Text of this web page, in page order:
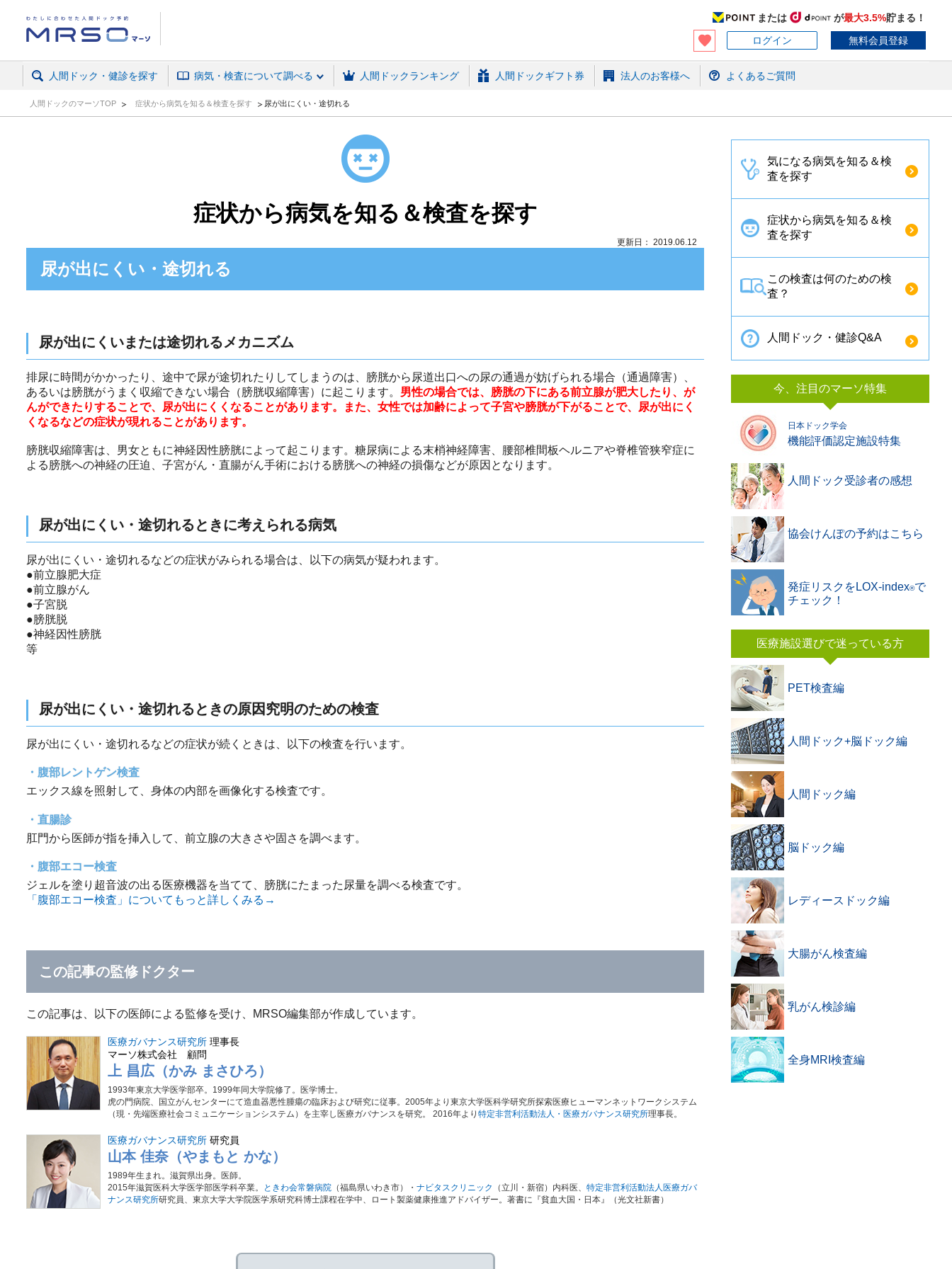
または が最大3.5%貯まる！
ログイン 無料会員登録
人間ドック・健診を探す 病気・検査について調べる 人間ドックランキング 人間ドックギフト券 法人のお客様へ よくあるご質問
人間ドックのマーソTOP 症状から病気を知る＆検査を探す 尿が出にくい・途切れる
症状から病気を知る＆検査を探す
更新日： 2019.06.12
尿が出にくい・途切れる
尿が出にくいまたは途切れるメカニズム
排尿に時間がかかったり、途中で尿が途切れたりしてしまうのは、膀胱から尿道出口への尿の通過が妨げられる場合（通過障害）、
あるいは膀胱がうまく収縮できない場合（膀胱収縮障害）に起こります。 男性の場合では、膀胱の下にある前立腺が肥大したり、が
んができたりすることで、尿が出にくくなることがあります。また、女性では加齢によって子宮や膀胱が下がることで、尿が出にく
くなるなどの症状が現れることがあります。
膀胱収縮障害は、男女ともに神経因性膀胱によって起こります。糖尿病による末梢神経障害、腰部椎間板ヘルニアや脊椎管狭窄症に
よる膀胱への神経の圧迫、子宮がん・直腸がん手術における膀胱への神経の損傷などが原因となります。
尿が出にくい・途切れるときに考えられる病気
尿が出にくい・途切れるなどの症状がみられる場合は、以下の病気が疑われます。
●前立腺肥大症
●前立腺がん
●子宮脱
●膀胱脱
●神経因性膀胱
等
尿が出にくい・途切れるときの原因究明のための検査
尿が出にくい・途切れるなどの症状が続くときは、以下の検査を行います。
腹部レントゲン検査
エックス線を照射して、身体の内部を画像化する検査です。
直腸診
肛門から医師が指を挿入して、前立腺の大きさや固さを調べます。
腹部エコー検査
ジェルを塗り超音波の出る医療機器を当てて、膀胱にたまった尿量を調べる検査です。
「腹部エコー検査」についてもっと詳しくみる→
この記事の監修ドクター
この記事は、以下の医師による監修を受け、MRSO編集部が作成しています。
医療ガバナンス研究所 理事長
マーソ株式会社 顧問
上 昌広（かみ まさひろ）
1993年東京大学医学部卒。1999年同大学院修了。医学博士。
虎の門病院、国立がんセンターにて造血器悪性腫瘍の臨床および研究に従事。2005年より東京大学医科学研究所探索医療ヒューマンネットワークシステム
（現・先端医療社会コミュニケーションシステム）を主宰し医療ガバナンスを研究。 2016年より 特定非営利活動法人・医療ガバナンス研究所理事長。
医療ガバナンス研究所 研究員
山本 佳奈（やまもと かな）
1989年生まれ。滋賀県出身。医師。
2015年滋賀医科大学医学部医学科卒業。
ときわ会常磐病院 （福島県いわき市）・ ナビタスクリニック （立川・新宿）内科医、 特定非営利活動法人医療ガバ
ナンス研究所研究員、東京大学大学院医学系研究科博士課程在学中、ロート製薬健康推進アドバイザー。著書に『貧血大国・日本』（光文社新書）
気になる病気を知る＆検
査を探す
症状から病気を知る＆検
査を探す
この検査は何のための検
査？
人間ドック・健診Q&A
今、注目のマーソ特集
日本ドック学会
機能評価認定施設特集
人間ドック受診者の感想
協会けんぽの予約はこちら
発症リスクをLOX-index®️で
チェック！
医療施設選びで迷っている方
PET検査編
人間ドック+脳ドック編
人間ドック編
脳ドック編
レディースドック編
大腸がん検査編
乳がん検診編
全身MRI検査編